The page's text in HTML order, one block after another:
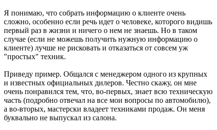
Я понимаю, что собрать информацию о клиенте очень
сложно, особенно если речь идет о человеке, которого видишь
первый раз в жизни и ничего о нем не знаешь. Но в таком
случае (если не можешь получить нужную информацию о
клиенте) лучше не рисковать и отказаться от совсем уж
"простых" техник.
Приведу пример. Общался с менеджером одного из крупных
и известных официальных дилеров. Честно скажу, он мне
очень понравился тем, что, во-первых, знает всю техническую
часть (подробно отвечал на все мои вопросы по автомобилю),
а во-вторых, мастерски владеет техниками продаж. Он меня
буквально не выпускал из салона.